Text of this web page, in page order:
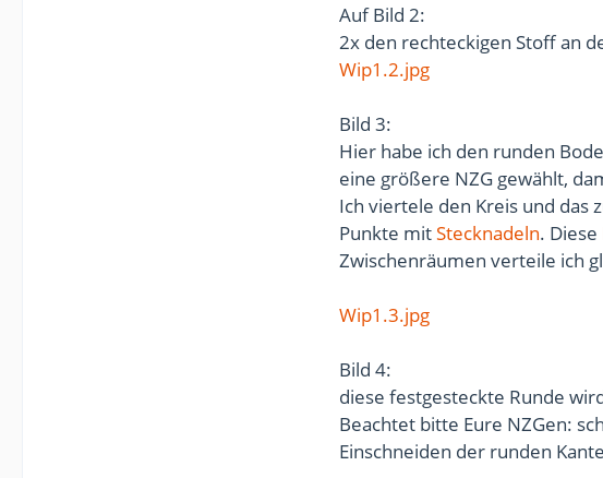
Auf Bild 2:
2x den rechteckigen Stoff an
Wip1.2.jpg
Bild 3:
Hier habe ich den runden
eine größere NZG gewählt,
Ich viertele den Kreis und das
Punkte mitStecknadeln. Diese
Zwischenräumen verteile ich
Wip1.3.jpg
Bild 4:
diese festgesteckte Runde
Beachtet bitte Eure NZGen:
Einschneiden der runden